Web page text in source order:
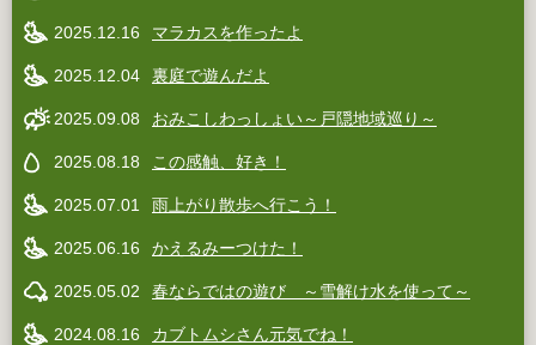
2025.12.16 マラカスを作ったよ
2025.12.04 裏庭で遊んだよ
2025.09.08 おみこしわっしょい～戸隠地域巡り～
2025.08.18 この感触、好き！
2025.07.01 雨上がり散歩へ行こう！
2025.06.16 かえるみーつけた！
2025.05.02 春ならではの遊び ～雪解け水を使って～
2024.08.16 カブトムシさん元気でね！